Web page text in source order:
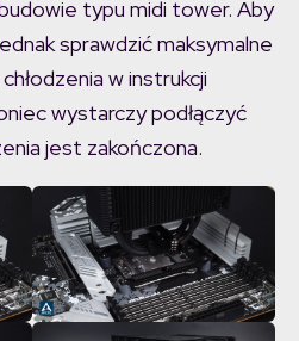
typu midi tower. Aby
sprawdzić maksymalne
w instrukcji
wystarczy podłączyć
jest zakończona.